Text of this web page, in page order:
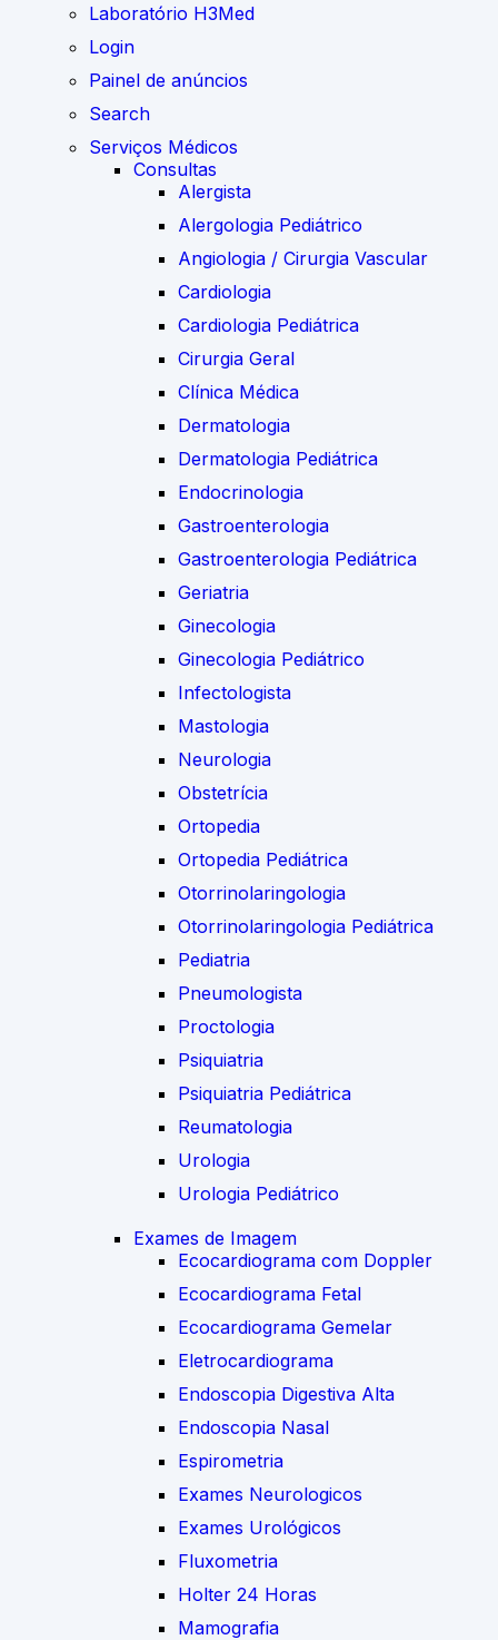
Laboratório H3Med
Login
Painel de anúncios
Search
Serviços Médicos
Consultas
Alergista
Alergologia Pediátrico
Angiologia / Cirurgia Vascular
Cardiologia
Cardiologia Pediátrica
Cirurgia Geral
Clínica Médica
Dermatologia
Dermatologia Pediátrica
Endocrinologia
Gastroenterologia
Gastroenterologia Pediátrica
Geriatria
Ginecologia
Ginecologia Pediátrico
Infectologista
Mastologia
Neurologia
Obstetrícia
Ortopedia
Ortopedia Pediátrica
Otorrinolaringologia
Otorrinolaringologia Pediátrica
Pediatria
Pneumologista
Proctologia
Psiquiatria
Psiquiatria Pediátrica
Reumatologia
Urologia
Urologia Pediátrico
Exames de Imagem
Ecocardiograma com Doppler
Ecocardiograma Fetal
Ecocardiograma Gemelar
Eletrocardiograma
Endoscopia Digestiva Alta
Endoscopia Nasal
Espirometria
Exames Neurologicos
Exames Urológicos
Fluxometria
Holter 24 Horas
Mamografia